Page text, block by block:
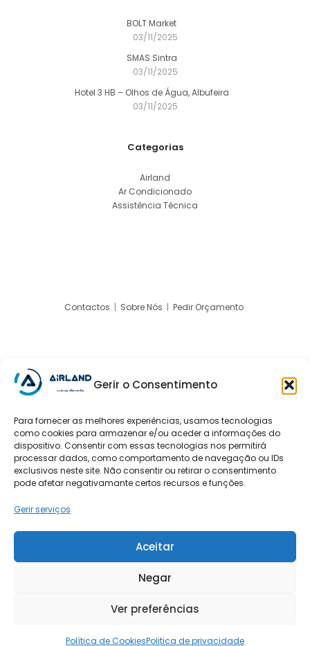
Gerir o Consentimento
Para fornecer as melhores experiências, usamos tecnologias
como cookies para armazenar e/ou aceder a informações do
dispositivo. Consentir com essas tecnologias nos permitirá
processar dados, como comportamento de navegação ou IDs
exclusivos neste site. Não consentir ou retirar o consentimento
pode afetar negativamante certos recursos e funções.
Gerir serviços
Aceitar
Negar
Ver preferências
Política de CookiesPolitica de privacidade
BOLT Market
03/11/2025
SMAS Sintra
03/11/2025
Hotel 3 HB – Olhos de Água, Albufeira
03/11/2025
Categorias
Airland
Ar Condicionado
Assistência Técnica
Contactos | Sobre Nós | Pedir Orçamento
Politica de privacidade